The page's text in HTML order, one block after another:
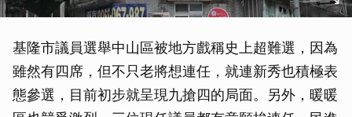
基隆市議員選舉中山區被地方戲稱史上超難選，因為
雖然有四席，但不只老將想連任，就連新秀也積極表
態參選，目前初步就呈現九搶四的局面。另外，暖暖